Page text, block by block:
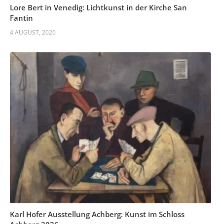
Lore Bert in Venedig: Lichtkunst in der Kirche San
Fantin
4 AUGUST, 2026
Karl Hofer Ausstellung Achberg: Kunst im Schloss